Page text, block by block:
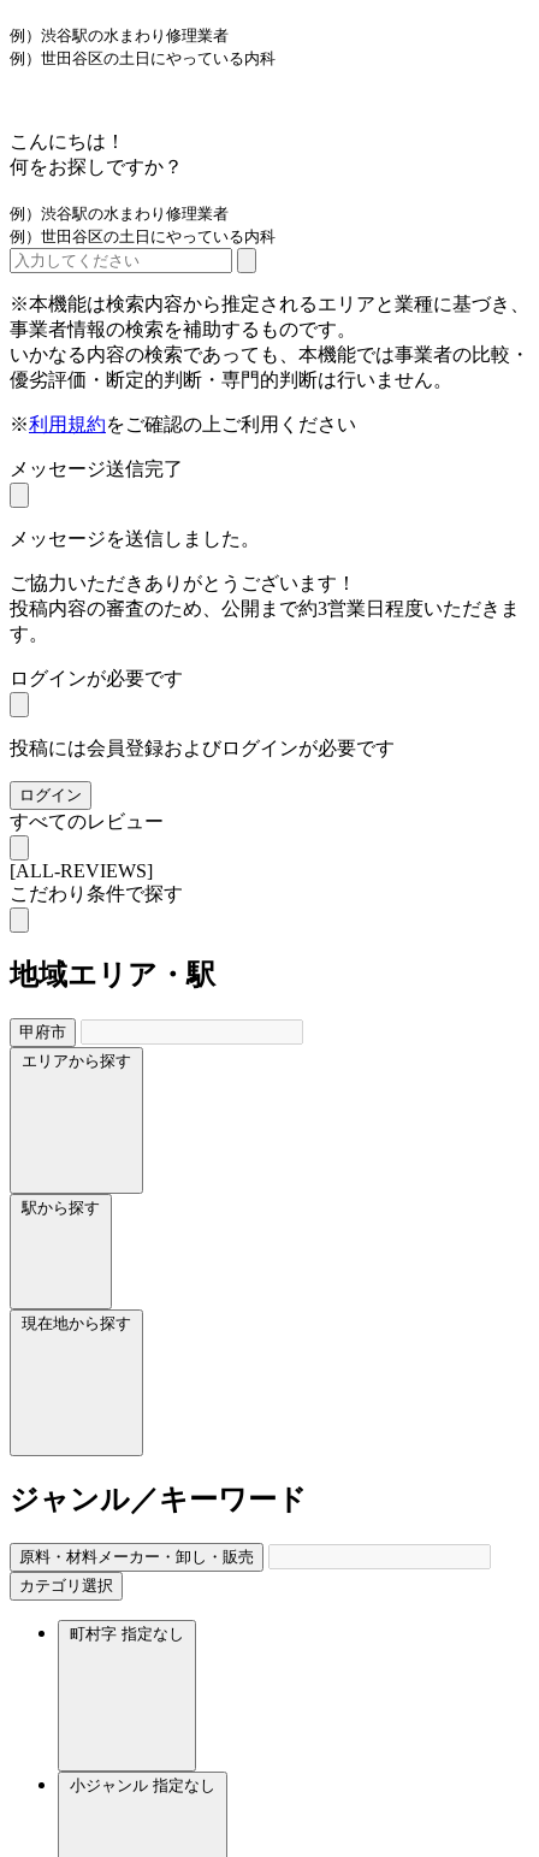
例）渋谷駅の水まわり修理業者
例）世田谷区の土日にやっている内科
こんにちは！
何をお探しですか？
例）渋谷駅の水まわり修理業者
例）世田谷区の土日にやっている内科
※本機能は検索内容から推定されるエリアと業種に基づき、
事業者情報の検索を補助するものです。
いかなる内容の検索であっても、本機能では事業者の比較・
優劣評価・断定的判断・専門的判断は行いません。
※利用規約をご確認の上ご利用ください
メッセージ送信完了
メッセージを送信しました。
ご協力いただきありがとうございます！
投稿内容の審査のため、公開まで約3営業日程度いただきま
す。
ログインが必要です
投稿には会員登録およびログインが必要です
ログイン
すべてのレビュー
[ALL-REVIEWS]
こだわり条件で探す
地域エリア・駅
甲府市
エリアから探す
駅から探す
現在地から探す
ジャンル／キーワード
原料・材料メーカー・卸し・販売
カテゴリ選択
町村字 指定なし
小ジャンル 指定なし